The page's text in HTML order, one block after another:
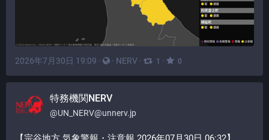
2026年7月30日 19:09 · · NERV · 1 · 0
特務機関NERV
@UN_NERV@unnerv.jp